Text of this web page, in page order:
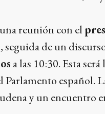
reunión con el
de un
a las 10:30. Esta
español.
y un encuentro